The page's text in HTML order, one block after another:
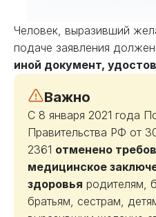
Человек, выразивший
подаче заявления
иной документ,
Важно
С 8 января 2021 года
Правительства РФ от
2361 отменено
медицинское
здоровья родителям,
братьям, сестрам,